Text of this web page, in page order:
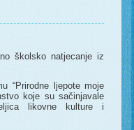
školsko natjecanje iz
“Prirodne ljepote moje
koje su sačinjavale
likovne kulture i